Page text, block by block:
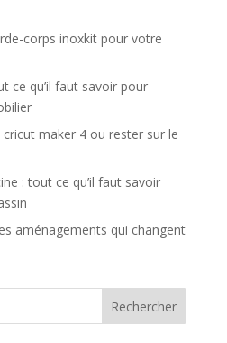
corps inoxkit pour votre
ce qu’il faut savoir pour
maker 4 ou rester sur le
: tout ce qu’il faut savoir
aménagements qui changent